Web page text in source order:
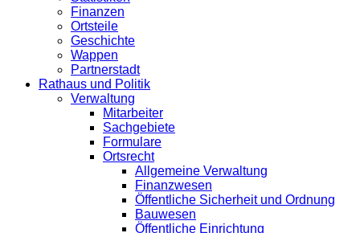
Finanzen
Ortsteile
Geschichte
Wappen
Partnerstadt
Rathaus und Politik
Verwaltung
Mitarbeiter
Sachgebiete
Formulare
Ortsrecht
Allgemeine Verwaltung
Finanzwesen
Öffentliche Sicherheit und Ordnung
Bauwesen
Öffentliche Einrichtung